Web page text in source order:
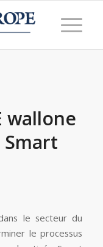
wallone
le secteur du
le processus